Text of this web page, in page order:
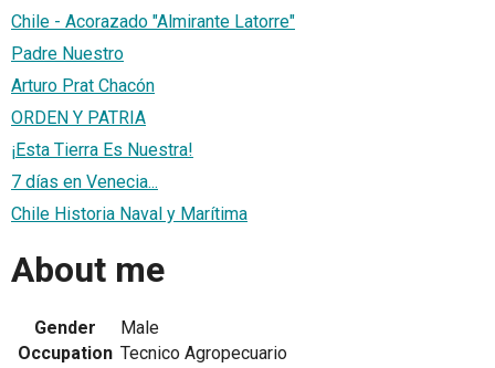
Chile - Acorazado "Almirante Latorre"
Padre Nuestro
Arturo Prat Chacón
ORDEN Y PATRIA
¡Esta Tierra Es Nuestra!
7 días en Venecia...
Chile Historia Naval y Marítima
About me
Gender
Male
Occupation Tecnico Agropecuario